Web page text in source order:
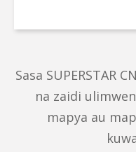
Sasa SUPERSTAR
na zaidi
mapya au